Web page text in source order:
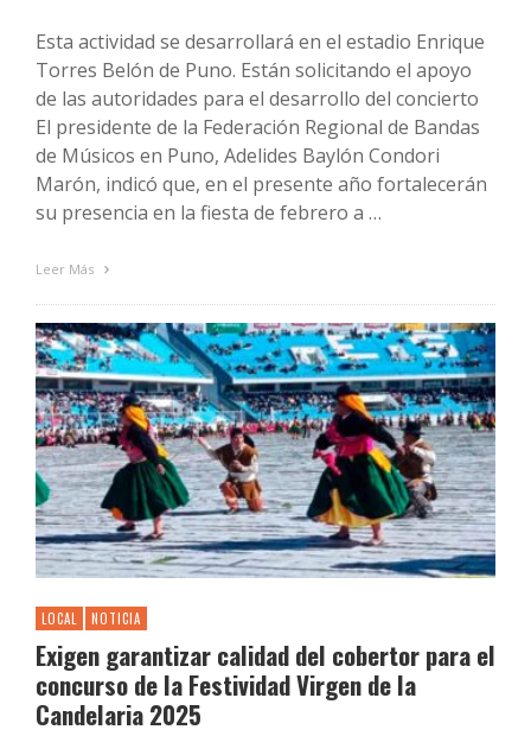
Esta actividad se desarrollará en el estadio Enrique
Torres Belón de Puno. Están solicitando el apoyo
de las autoridades para el desarrollo del concierto
El presidente de la Federación Regional de Bandas
de Músicos en Puno, Adelides Baylón Condori
Marón, indicó que, en el presente año fortalecerán
su presencia en la fiesta de febrero a …
Leer Más
LOCAL NOTICIA
Exigen garantizar calidad del cobertor para el
concurso de la Festividad Virgen de la
Candelaria 2025